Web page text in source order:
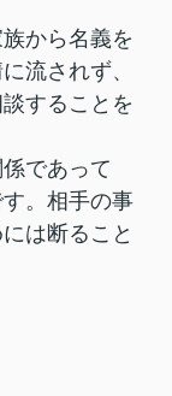
族から名義を
流されず、
することを
であって
。相手の事
は断ること